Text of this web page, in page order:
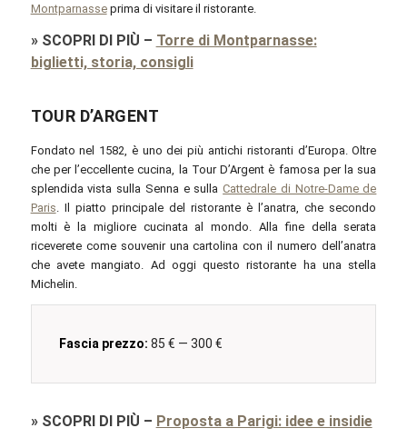
Montparnasseprima di visitare il ristorante.
» SCOPRI DI PIÙ – Torre di Montparnasse:
biglietti, storia, consigli
TOUR D’ARGENT
Fondato nel 1582, è uno dei più antichi ristoranti d’Europa. Oltre
che per l’eccellente cucina, la Tour D’Argent è famosa per la sua
splendida vista sulla Senna e sullaCattedrale di Notre-Dame de
Paris . Il piatto principale del ristorante è l’anatra, che secondo
molti è la migliore cucinata al mondo. Alla fine della serata
riceverete come souvenir una cartolina con il numero dell’anatra
che avete mangiato. Ad oggi questo ristorante ha una stella
Michelin.
Fascia prezzo: 85 € — 300 €
» SCOPRI DI PIÙ – Proposta a Parigi: idee e insidie